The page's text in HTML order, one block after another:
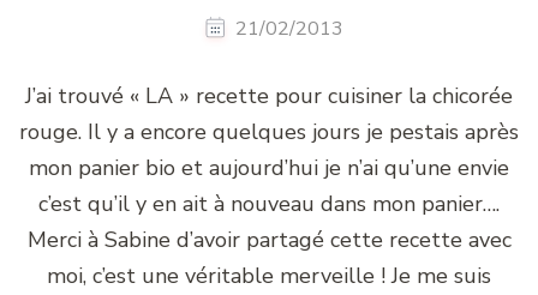
21/02/2013
J’ai trouvé « LA » recette pour cuisiner la chicorée
rouge. Il y a encore quelques jours je pestais après
mon panier bio et aujourd’hui je n’ai qu’une envie
c’est qu’il y en ait à nouveau dans mon panier….
Merci à Sabine d’avoir partagé cette recette avec
moi, c’est une véritable merveille ! Je me suis